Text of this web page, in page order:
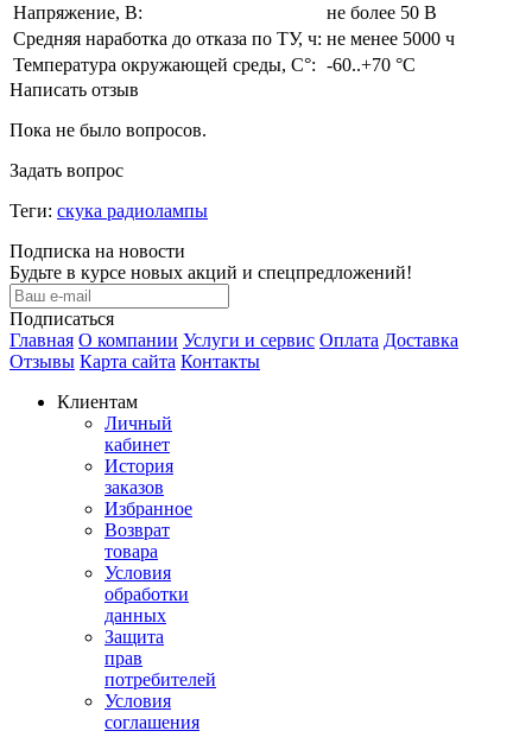
Напряжение, В:
не более 50 В
Средняя наработка до отказа по ТУ, ч: не менее 5000 ч
Температура окружающей среды, С°: -60..+70 °С
Написать отзыв
Пока не было вопросов.
Задать вопрос
Теги: скука радиолампы
Подписка на новости
Будьте в курсе новых акций и спецпредложений!
Подписаться
Главная О компании Услуги и сервис Оплата Доставка
Отзывы Карта сайта Контакты
Клиентам
Личный
кабинет
История
заказов
Избранное
Возврат
товара
Условия
обработки
данных
Защита
прав
потребителей
Условия
соглашения